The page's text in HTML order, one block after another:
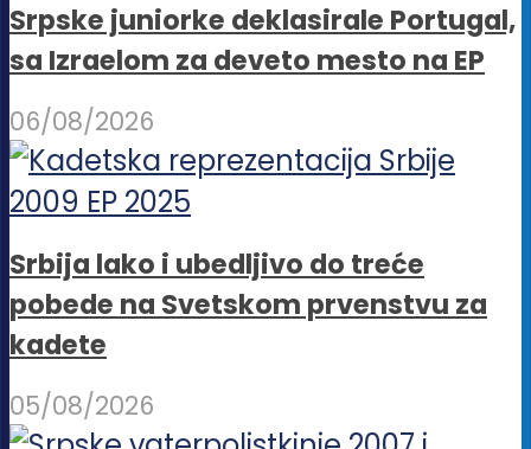
Srpske juniorke deklasirale Portugal,
sa Izraelom za deveto mesto na EP
06/08/2026
Srbija lako i ubedljivo do treće
pobede na Svetskom prvenstvu za
kadete
05/08/2026